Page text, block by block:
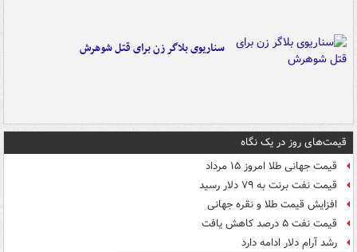
سناریوی بلاگر زن برای قتل شوهرش
قیمت‌های روز در یک نگاه
قیمت جهانی طلا امروز ۱۵ مرداد
قیمت نفت برنت به ۷۹ دلار رسید
افزایش قیمت طلا و نقره جهانی
قیمت نفت ۵ درصد کاهش یافت
رشد آرام دلار ادامه دارد